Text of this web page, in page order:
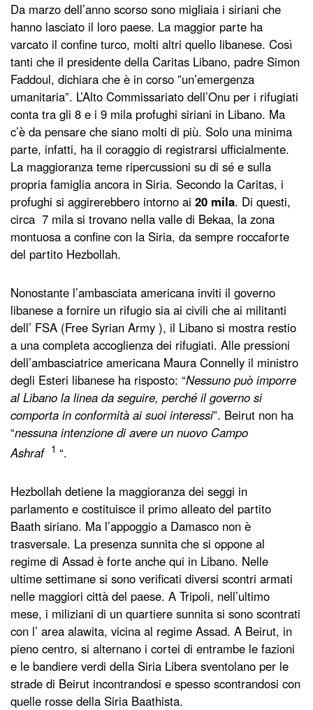
Da marzo dell’anno scorso sono migliaia i siriani che
hanno lasciato il loro paese. La maggior parte ha
varcato il confine turco, molti altri quello libanese. Così
tanti che il presidente della Caritas Libano, padre Simon
Faddoul, dichiara che è in corso ”un’emergenza
umanitaria”. L’Alto Commissariato dell’Onu per i rifugiati
conta tra gli 8 e i 9 mila profughi siriani in Libano. Ma
c’è da pensare che siano molti di più. Solo una minima
parte, infatti, ha il coraggio di registrarsi ufficialmente.
La maggioranza teme ripercussioni su di sé e sulla
propria famiglia ancora in Siria. Secondo la Caritas, i
profughi si aggirerebbero intorno ai 20 mila. Di questi,
circa 7 mila si trovano nella valle di Bekaa, la zona
montuosa a confine con la Siria, da sempre roccaforte
del partito Hezbollah.
Nonostante l’ambasciata americana inviti il governo
libanese a fornire un rifugio sia ai civili che ai militanti
dell’ FSA (Free Syrian Army ), il Libano si mostra restio
a una completa accoglienza dei rifugiati. Alle pressioni
dell’ambasciatrice americana Maura Connelly il ministro
degli Esteri libanese ha risposto: “Nessuno può imporre
al Libano la linea da seguire, perché il governo si
comporta in conformità ai suoi interessi”. Beirut non ha
“nessuna intenzione di avere un nuovo Campo
Ashraf 1 “.
Hezbollah detiene la maggioranza dei seggi in
parlamento e costituisce il primo alleato del partito
Baath siriano. Ma l’appoggio a Damasco non è
trasversale. La presenza sunnita che si oppone al
regime di Assad è forte anche qui in Libano. Nelle
ultime settimane si sono verificati diversi scontri armati
nelle maggiori città del paese. A Tripoli, nell’ultimo
mese, i miliziani di un quartiere sunnita si sono scontrati
con l’ area alawita, vicina al regime Assad. A Beirut, in
pieno centro, si alternano i cortei di entrambe le fazioni
e le bandiere verdi della Siria Libera sventolano per le
strade di Beirut incontrandosi e spesso scontrandosi con
quelle rosse della Siria Baathista.